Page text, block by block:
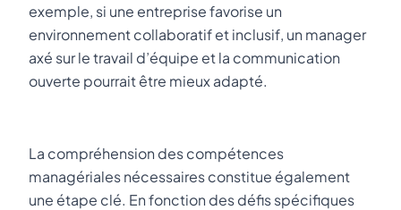
exemple, si une entreprise favorise un
environnement collaboratif et inclusif, un manager
axé sur le travail d’équipe et la communication
ouverte pourrait être mieux adapté.
La compréhension des compétences
managériales nécessaires constitue également
une étape clé. En fonction des défis spécifiques